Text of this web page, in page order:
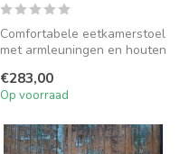
Comfortabele eetkamerstoel
met armleuningen en houten
D...
€283,00
Op voorraad